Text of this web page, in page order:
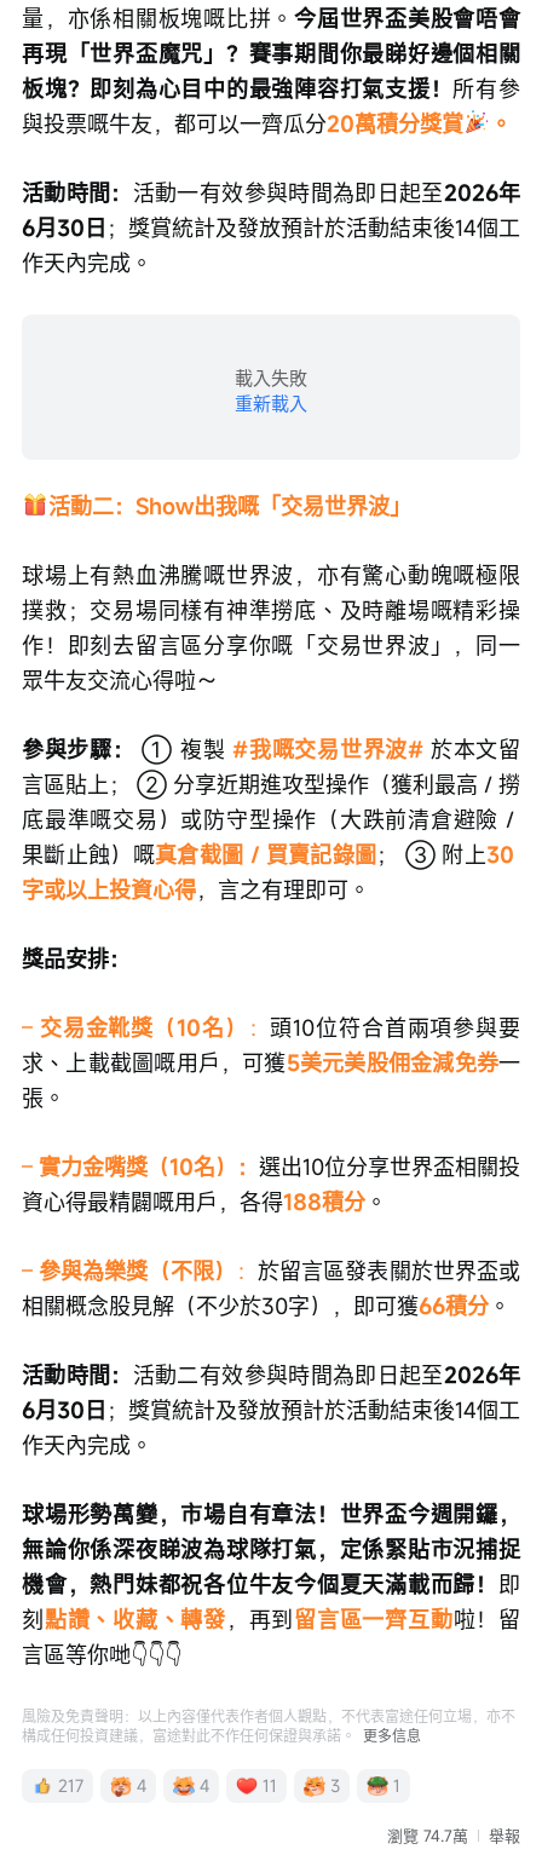
量，亦係相關板塊嘅比拼。今屆世界盃美股會唔會
再現「世界盃魔咒」？賽事期間你最睇好邊個相關
板塊？即刻為心目中的最強陣容打氣支援！ 所有參
與投票嘅牛友，都可以一齊瓜分20萬積分獎賞 。
活動時間： 活動一有效參與時間為即日起至2026年
6月30日 ；獎賞統計及發放預計於活動結束後14個工
作天內完成。
載入失敗
重新載入
活動二：Show出我嘅「交易世界波」
球場上有熱血沸騰嘅世界波，亦有驚心動魄嘅極限
撲救；交易場同樣有神準撈底、及時離場嘅精彩操
作！即刻去留言區分享你嘅「交易世界波」，同一
眾牛友交流心得啦～
參與步驟： ① 複製 #我嘅交易世界波# 於本文留
言區貼上； ② 分享近期進攻型操作（獲利最高 / 撈
底最準嘅交易）或防守型操作（大跌前清倉避險 /
果斷止蝕）嘅真倉截圖 / 買賣記錄圖； ③ 附上30
字或以上投資心得，言之有理即可。
獎品安排：
– 交易金靴獎（10名） ：頭10位符合首兩項參與要
求、上載截圖嘅用戶，可獲5美元美股佣金減免券一
張。
– 實力金嘴獎（10名）： 選出10位分享世界盃相關投
資心得最精闢嘅用戶，各得188積分 。
– 參與為樂獎（不限） ：於留言區發表關於世界盃或
相關概念股見解（不少於30字），即可獲66積分 。
活動時間： 活動二有效參與時間為即日起至2026年
6月30日 ；獎賞統計及發放預計於活動結束後14個工
作天內完成。
球場形勢萬變，市場自有章法！世界盃今週開鑼，
無論你係深夜睇波為球隊打氣，定係緊貼市況捕捉
機會，熱門妹都祝各位牛友今個夏天滿載而歸！ 即
刻點讚、收藏、轉發，再到留言區一齊互動啦！留
言區等你哋👇👇👇
風險及免責聲明：以上內容僅代表作者個人觀點，不代表富途任何立場，亦不
構成任何投資建議，富途對此不作任何保證與承諾。
更多信息
217 4 4 11 3 1
瀏覽 74.7萬 舉報